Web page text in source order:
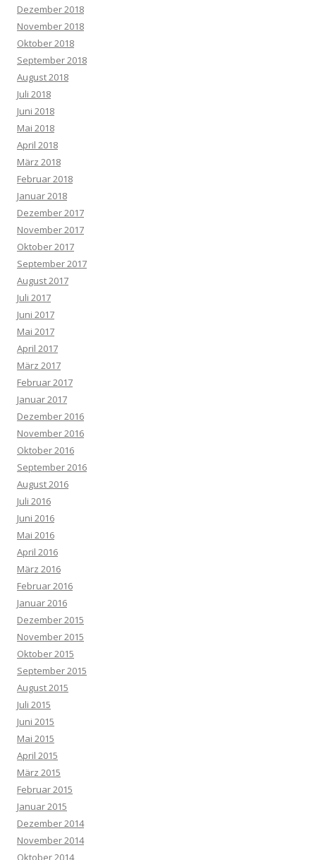
Dezember 2018
November 2018
Oktober 2018
September 2018
August 2018
Juli 2018
Juni 2018
Mai 2018
April 2018
März 2018
Februar 2018
Januar 2018
Dezember 2017
November 2017
Oktober 2017
September 2017
August 2017
Juli 2017
Juni 2017
Mai 2017
April 2017
März 2017
Februar 2017
Januar 2017
Dezember 2016
November 2016
Oktober 2016
September 2016
August 2016
Juli 2016
Juni 2016
Mai 2016
April 2016
März 2016
Februar 2016
Januar 2016
Dezember 2015
November 2015
Oktober 2015
September 2015
August 2015
Juli 2015
Juni 2015
Mai 2015
April 2015
März 2015
Februar 2015
Januar 2015
Dezember 2014
November 2014
Oktober 2014